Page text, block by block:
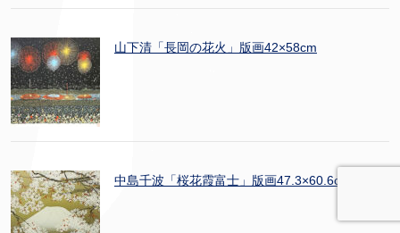
山下清「長岡の花火」版画42×58cm
中島千波「桜花霞富士」版画47.3×60.6cm